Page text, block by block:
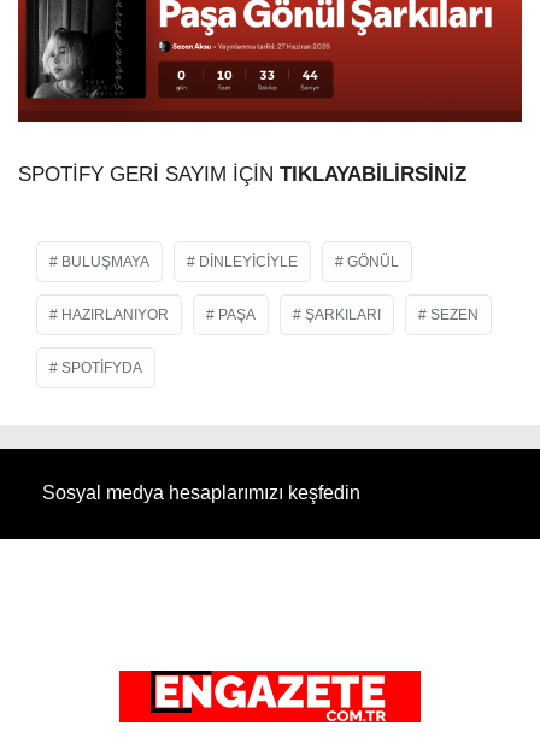
SPOTİFY GERİ SAYIM İÇİN TIKLAYABİLİRSİNİZ
BULUŞMAYA DINLEYICIYLE GÖNÜL
HAZIRLANIYOR PAŞA ŞARKILARI SEZEN
SPOTIFYDA
Sosyal medya hesaplarımızı keşfedin